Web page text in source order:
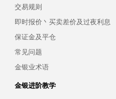
交易规则
即时报价丶买卖差价及过夜利息
保证金及平仓
常见问题
金银业术语
金银进阶教学